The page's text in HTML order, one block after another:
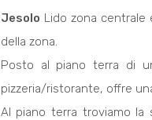
Jesolo Lido zona centrale
della zona.
Posto al piano terra di
pizzeria/ristorante, offre
Al piano terra troviamo la